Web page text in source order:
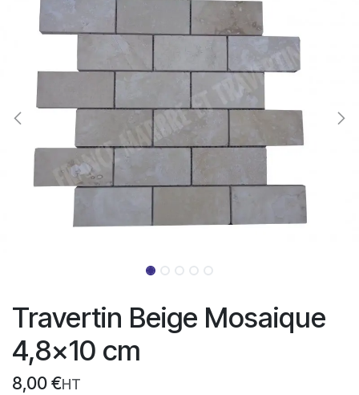
Travertin Beige Mosaique
4,8x10 cm
8,00 €HT